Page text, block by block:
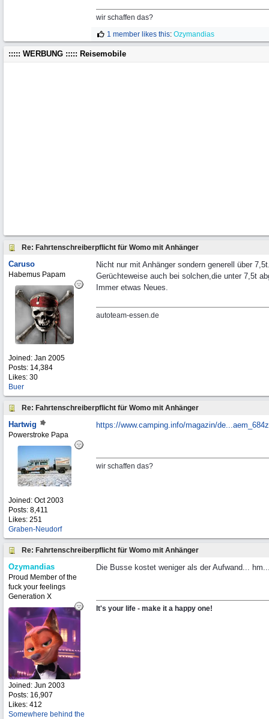
wir schaffen das?
1 member likes this: Ozymandias
::::: WERBUNG ::::: Reisemobile
Re: Fahrtenschreiberpflicht für Womo mit Anhänger
Caruso
Habemus Papam
Joined: Jan 2005
Posts: 14,384
Likes: 30
Buer
Nicht nur mit Anhänger sondern generell über
Gerüchteweise auch bei solchen,die unter 7,5t
Immer etwas Neues.
autoteam-essen.de
Re: Fahrtenschreiberpflicht für Womo mit Anhänger
Hartwig
Powerstroke Papa
Joined: Oct 2003
Posts: 8,411
Likes: 251
Graben-Neudorf
https://www.camping.info/magazin/de...
wir schaffen das?
Re: Fahrtenschreiberpflicht für Womo mit Anhänger
Ozymandias
Proud Member of the
fuck your feelings
Generation X
Joined: Jun 2003
Posts: 16,907
Likes: 412
Somewhere behind the
Die Busse kostet weniger als der Aufwand...
It's your life - make it a happy one!